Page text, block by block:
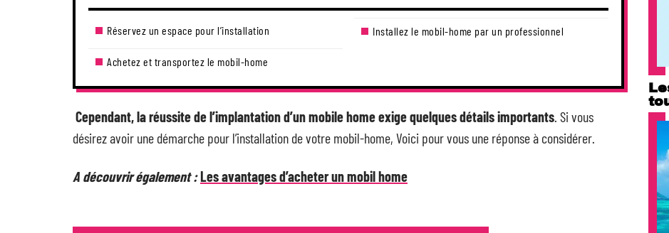
Réservez un espace pour l’installation
Achetez et transportez le mobil-home
Installez le mobil-home par un professionnel
Cependant, la réussite de l’implantation d’un mobile home exige quelques détails importants. Si vous
désirez avoir une démarche pour l’installation de votre mobil-home, Voici pour vous une réponse à considérer.
A découvrir également :Les avantages d’acheter un mobil home